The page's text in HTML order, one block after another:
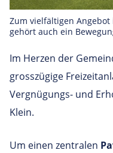
Zum vielfältigen
gehört auch ein
Im Herzen der
grosszügige
Vergnügungs- und
Klein.
Um einen zentralen